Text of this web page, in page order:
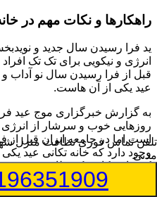
راهکارها و نکات مهم در
ید فرا رسیدن سال جدید و
انرژی و نیکویی برای تک تک
قبل از فرا رسیدن سال نو آداب
عید یکی از آن هاست.
به گزارش خبرگزاری موج عید
روزهایی خوب و سرشار از انرژی
است.اما در جامعه ایران قبل
وجود دارد که خانه تکانی عید
که خانه تکانی یک نظافت
بخواهیم به طور اصولی آن را
بیشتر داشته باشیم.
تلفن تماس فورینظافت منزل
مدنی